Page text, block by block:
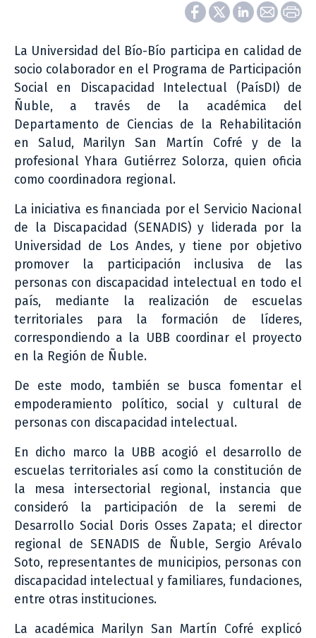
La Universidad del Bío-Bío participa en calidad de
socio colaborador en el Programa de Participación
Social en Discapacidad Intelectual (PaísDI) de
Ñuble, a través de la académica del
Departamento de Ciencias de la Rehabilitación
en Salud, Marilyn San Martín Cofré y de la
profesional Yhara Gutiérrez Solorza, quien oficia
como coordinadora regional.
La iniciativa es financiada por el Servicio Nacional
de la Discapacidad (SENADIS) y liderada por la
Universidad de Los Andes, y tiene por objetivo
promover la participación inclusiva de las
personas con discapacidad intelectual en todo el
país, mediante la realización de escuelas
territoriales para la formación de líderes,
correspondiendo a la UBB coordinar el proyecto
en la Región de Ñuble.
De este modo, también se busca fomentar el
empoderamiento político, social y cultural de
personas con discapacidad intelectual.
En dicho marco la UBB acogió el desarrollo de
escuelas territoriales así como la constitución de
la mesa intersectorial regional, instancia que
consideró la participación de la seremi de
Desarrollo Social Doris Osses Zapata; el director
regional de SENADIS de Ñuble, Sergio Arévalo
Soto, representantes de municipios, personas con
discapacidad intelectual y familiares, fundaciones,
entre otras instituciones.
La académica Marilyn San Martín Cofré explicó